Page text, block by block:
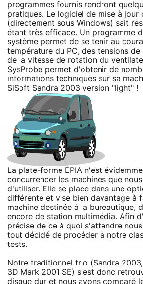
programmes fournis rendront
pratiques. Le logiciel de mise à jour
(directement sous Windows) sait
étant très efficace. Un programme
système permet de se tenir au
température du PC, des tensions
de la vitesse de rotation du
SysProbe permet d'obtenir de
informations techniques sur sa
SiSoft Sandra 2003 version "light" !
La plate-forme EPIA n'est
concurrencer les machines que
d'utiliser. Elle se place dans une
différente et vise bien davantage à
machine destinée à la bureautique,
encore de station multimédia. Afin
précise de ce à quoi s'attendre
tout décidé de procéder à notre
tests.
Notre traditionnel trio (Sandra
3D Mark 2001 SE) s'est donc
disque dur et nous avons comparé